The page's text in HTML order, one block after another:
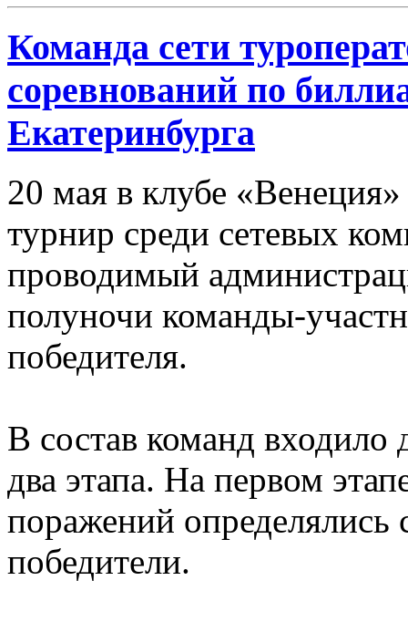
Команда сети
соревнований по
Екатеринбурга
20 мая в клубе
турнир среди сетевых
проводимый
полуночи команды-
победителя.
В состав команд входило
два этапа. На первом
поражений
победители.